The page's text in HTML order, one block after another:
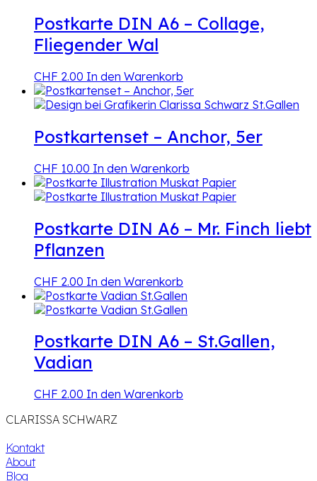
Postkarte DIN A6 – Collage,
Fliegender Wal
CHF 2.00 In den Warenkorb
Postkartenset – Anchor, 5er
CHF 10.00 In den Warenkorb
Postkarte DIN A6 – Mr. Finch liebt
Pflanzen
CHF 2.00 In den Warenkorb
Postkarte DIN A6 – St.Gallen,
Vadian
CHF 2.00 In den Warenkorb
CLARISSA SCHWARZ
Kontakt
About
Blog